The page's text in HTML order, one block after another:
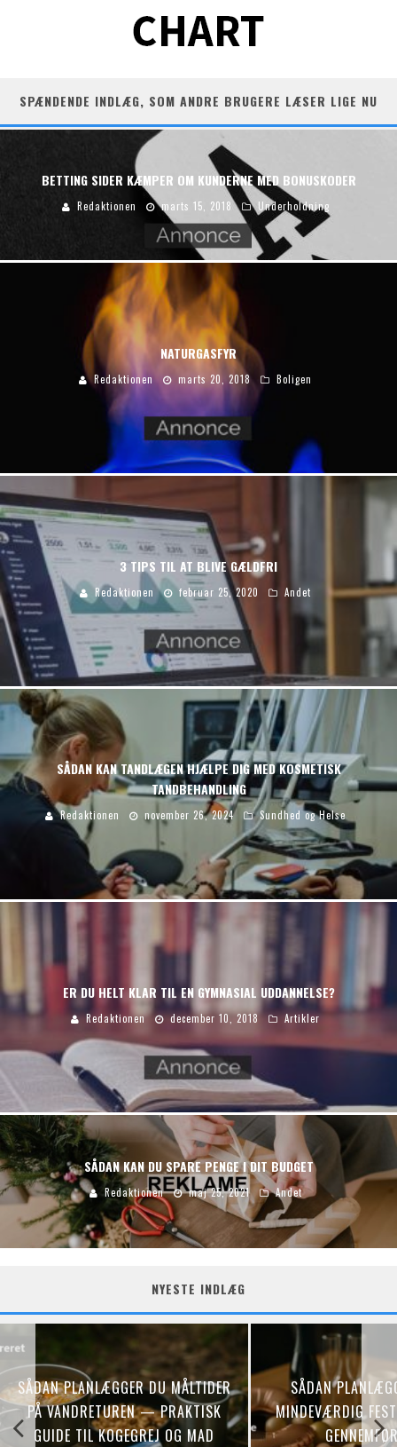
SPÆNDENDE INDLÆG, SOM ANDRE BRUGERE LÆSER LIGE NU
BETTING SIDER KÆMPER OM KUNDERNE MED BONUSKODER
Redaktionen marts 15, 2018 Underholdning
NATURGASFYR
Redaktionen marts 20, 2018 Boligen
3 TIPS TIL AT BLIVE GÆLDFRI
Redaktionen februar 25, 2020 Andet
SÅDAN KAN TANDLÆGEN HJÆLPE DIG MED KOSMETISK
TANDBEHANDLING
Redaktionen november 26, 2024 Sundhed og Helse
ER DU HELT KLAR TIL EN GYMNASIAL UDDANNELSE?
Redaktionen december 10, 2018 Artikler
SÅDAN KAN DU SPARE PENGE I DIT BUDGET
Redaktionen maj 25, 2021 Andet
NYESTE INDLÆG
SÅDAN PLANLÆGGER DU MÅLTIDER
PÅ VANDRETUREN — PRAKTISK
GUIDE TIL KOGEGREJ OG MAD
SÅDAN
MINDEVÆRDIG